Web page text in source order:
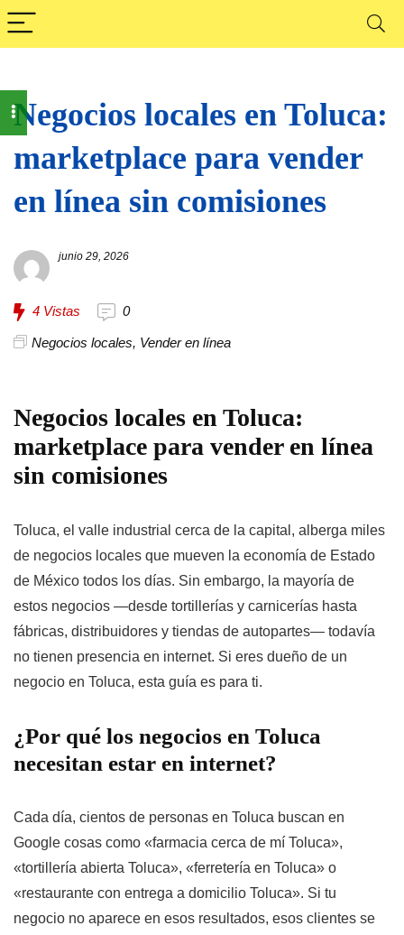
Negocios locales en Toluca:
marketplace para vender
en línea sin comisiones
junio 29, 2026
4 Vistas 0
Negocios locales, Vender en línea
Negocios locales en Toluca:
marketplace para vender en línea
sin comisiones
Toluca, el valle industrial cerca de la capital, alberga miles
de negocios locales que mueven la economía de Estado
de México todos los días. Sin embargo, la mayoría de
estos negocios —desde tortillerías y carnicerías hasta
fábricas, distribuidores y tiendas de autopartes— todavía
no tienen presencia en internet. Si eres dueño de un
negocio en Toluca, esta guía es para ti.
¿Por qué los negocios en Toluca
necesitan estar en internet?
Cada día, cientos de personas en Toluca buscan en
Google cosas como «farmacia cerca de mí Toluca»,
«tortillería abierta Toluca», «ferretería en Toluca» o
«restaurante con entrega a domicilio Toluca». Si tu
negocio no aparece en esos resultados, esos clientes se